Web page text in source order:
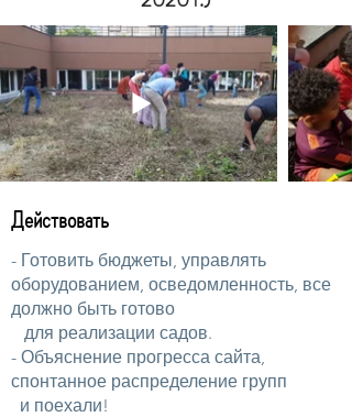
Действовать
- Готовить бюджеты, управлять
оборудованием, осведомленность, все
должно быть готово
для реализации садов.
- Объяснение прогресса сайта,
спонтанное распределение групп
и поехали!